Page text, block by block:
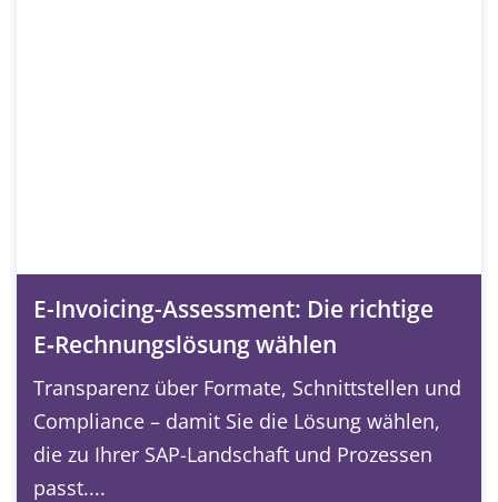
E-Invoicing-Assessment: Die richtige
E‑Rechnungslösung wählen
Transparenz über Formate, Schnittstellen und
Compliance – damit Sie die Lösung wählen,
die zu Ihrer SAP-Landschaft und Prozessen
passt....